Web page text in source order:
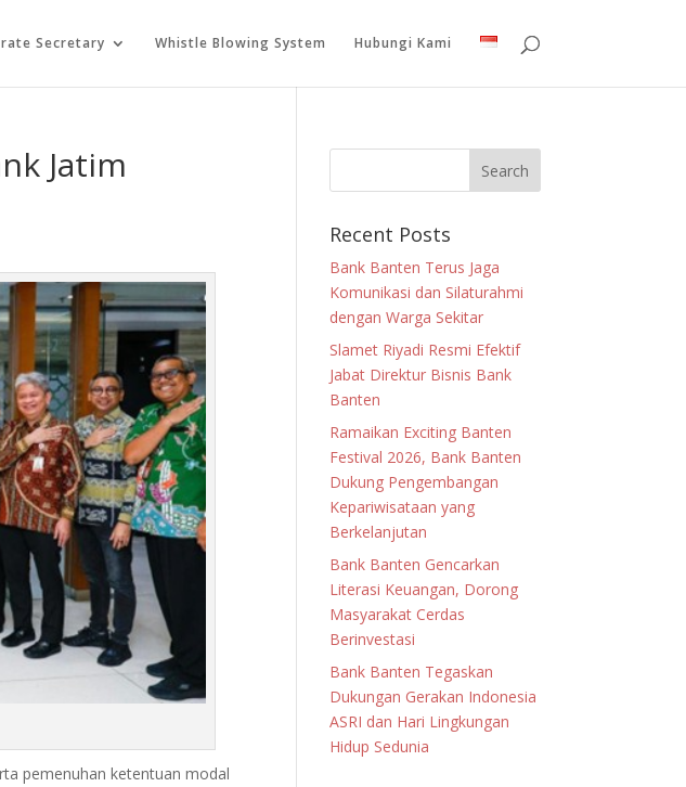
Secretary Whistle Blowing System Hubungi Kami
Jatim
pemenuhan ketentuan modal
Recent Posts
Bank Banten Terus Jaga
Komunikasi dan Silaturahmi
dengan Warga Sekitar
Slamet Riyadi Resmi Efektif
Jabat Direktur Bisnis Bank
Banten
Ramaikan Exciting Banten
Festival 2026, Bank Banten
Dukung Pengembangan
Kepariwisataan yang
Berkelanjutan
Bank Banten Gencarkan
Literasi Keuangan, Dorong
Masyarakat Cerdas
Berinvestasi
Bank Banten Tegaskan
Dukungan Gerakan Indonesia
ASRI dan Hari Lingkungan
Hidup Sedunia